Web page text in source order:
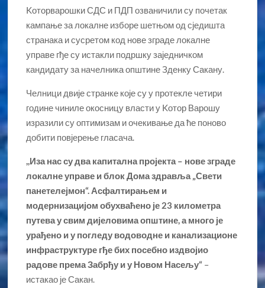
Kоторварошки СДС и ПДП озваничили су почетак
кампање за локалне изборе шетњом од сједишта
странака и сусретом код нове зграде локалне
управе гђе су истакли подршку заједничком
кандидату за начелника општине Зденку Сакану.
Челници двије странке које су у протекле четири
године чиниле окосницу власти у Kотор Варошу
изразили су оптимизам и очекивање да ће поново
добити повјерење гласача.
,,Иза нас су два капитална пројекта – нове зграде
локалне управе и блок Дома здравља „Свети
панетелејмон“. Асфалтирањем и
модернизацијом обухваћено је 23 километра
путева у свим дијеловима општине, а много је
урађено и у погледу водоводне и канализационе
инфраструктуре гђе бих посебно издвојио
радове према Забрђу и у Новом Насељу“ –
истакао је Сакан.